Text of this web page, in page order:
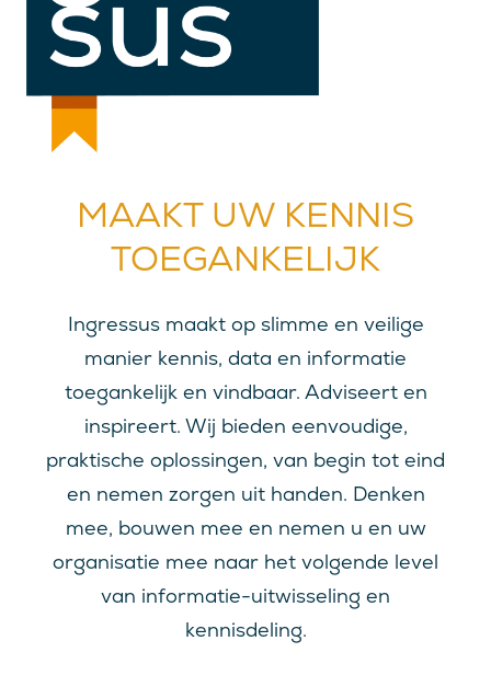
MAAKT UW KENNIS
TOEGANKELIJK
Ingressus maakt op slimme en veilige
manier kennis, data en informatie
toegankelijk en vindbaar. Adviseert en
inspireert. Wij bieden eenvoudige,
praktische oplossingen, van begin tot eind
en nemen zorgen uit handen. Denken
mee, bouwen mee en nemen u en uw
organisatie mee naar het volgende level
van informatie-uitwisseling en
kennisdeling.